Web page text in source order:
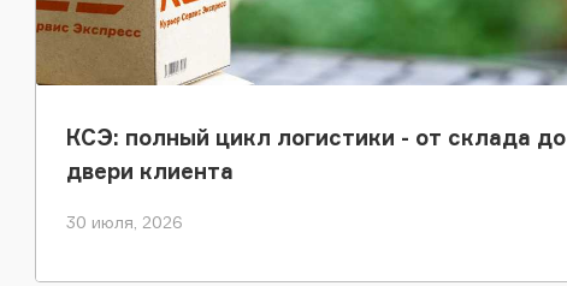
КСЭ: полный цикл логистики - от склада до
двери клиента
30 июля, 2026